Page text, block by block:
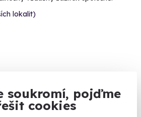
soukromí, pojďme
cookies
lokalit)
08. 2026